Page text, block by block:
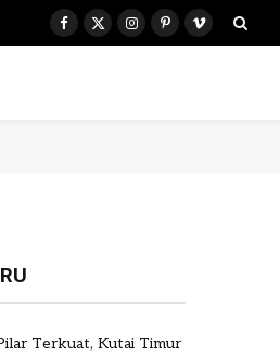
Facebook
X
Instagram
PinterestVimeo
Terkuat, Kutai Timur